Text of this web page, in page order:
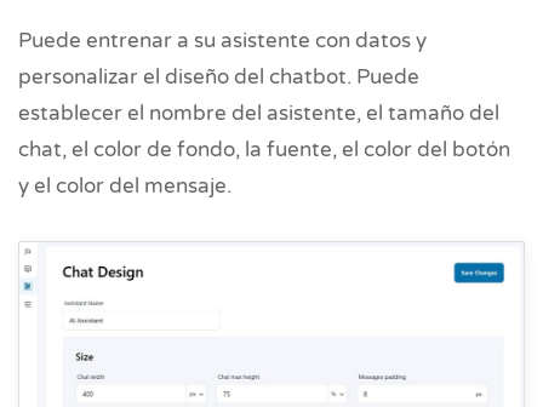
Puede entrenar a su asistente con datos y
personalizar el diseño del chatbot. Puede
establecer el nombre del asistente, el tamaño del
chat, el color de fondo, la fuente, el color del botón
y el color del mensaje.